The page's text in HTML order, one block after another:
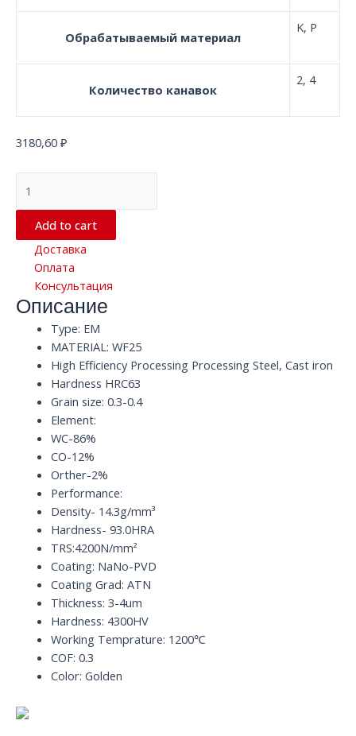
Обрабатываемый материал
K, P
Количество канавок
2, 4
3180,60 ₽
твердосплавная
концевая
фреза
канавками
D5.0*150*D5
WF25
HRC63
quantity
Add to cart
Доставка
Оплата
Консультация
Описание
Type: EM
MATERIAL: WF25
High Efficiency Processing Processing Steel, Cast iron
Hardness HRC63
Grain size: 0.3-0.4
Element:
WC-86%
CO-12%
Orther-2%
Performance:
Density- 14.3g/mm³
Hardness- 93.0HRA
TRS:4200N/mm²
Coating: NaNo-PVD
Coating Grad: ATN
Thickness: 3-4um
Hardness: 4300HV
Working Temprature: 1200℃
COF: 0.3
Color: Golden